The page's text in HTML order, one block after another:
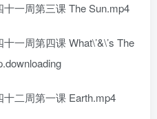
一周第三课 The Sun.mp4
一周第四课 What\’&\’s The
二周第一课 Earth.mp4